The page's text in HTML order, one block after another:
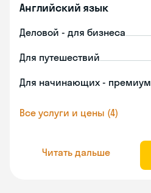
Английский язык
Деловой - для бизнеса
Для путешествий
Для начинающих - премиум
Все услуги и цены (4)
Читать дальше